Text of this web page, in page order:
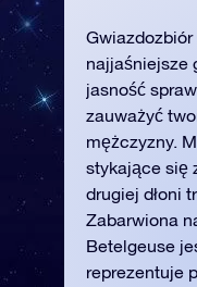
najjaśniejsze
jasność
zauważyć
mężczyzny.
stykające się
drugiej dłoni
Zabarwiona
Betelgeuse
reprezentuje